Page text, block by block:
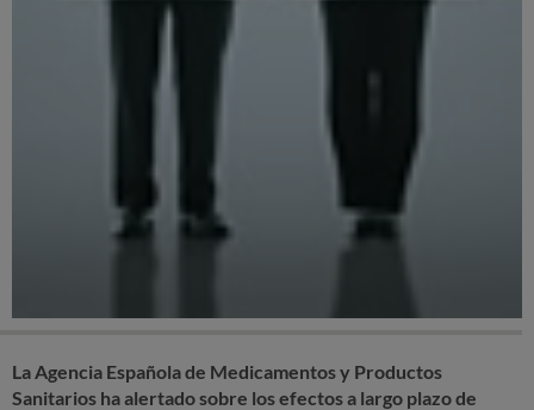
La Agencia Española de Medicamentos y Productos
Sanitarios ha alertado sobre los efectos a largo plazo de